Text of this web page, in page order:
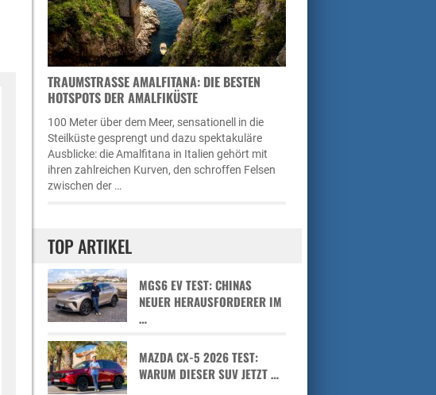
TRAUMSTRASSE AMALFITANA: DIE BESTEN H
OTSPOTS DER AMALFIKÜSTE
100 Meter über dem Meer, sensationell in die
Steilküste gesprengt und dazu spektakuläre
Ausblicke: die Amalfitana in Italien gehört mit
ihren zahlreichen Kurven, den schroffen Felsen
zwischen der …
TOP ARTIKEL
MGS6 EV TEST: CHINAS
NEUER HERAUSFORDERER IM
…
MAZDA CX-5 2026 TEST:
WARUM DIESER SUV JETZT …